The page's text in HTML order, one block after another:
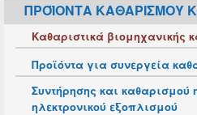
ΠΡΟΪΌΝΤΑ ΚΑΘΑΡΙΣΜΟΎ
Καθαριστικά βιομηχανικής
Προϊόντα για συνεργεία
Συντήρησης και καθαρισμού
ηλεκτρονικού εξοπλισμού